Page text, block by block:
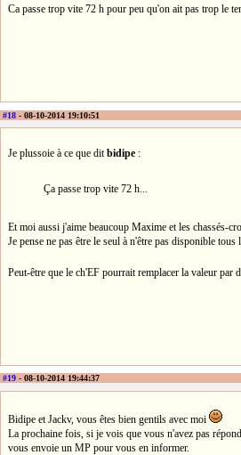
Ca passe trop vite 72 h pour peu qu'on ait pas trop le
#18 - 08-10-2014 19:10:51
Je plussoie à ce que ditbidipe :
Ça passe trop vite 72 h...
Et moi aussi j'aime beaucoup Maxime et les chassés-
Je pense ne pas être le seul à n'être pas disponible tous
Peut-être que le ch'EF pourrait remplacer la valeur par
#19 - 08-10-2014 19:44:37
Bidipe et Jackv, vous êtes bien gentils avec moi
La prochaine fois, si je vois que vous n'avez pas
vous envoie un MP pour vous en informer.